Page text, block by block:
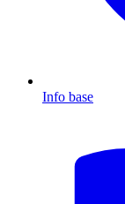
Info base